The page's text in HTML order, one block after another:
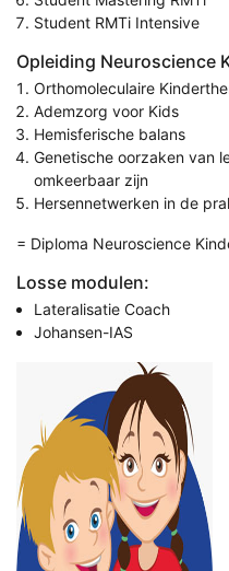
Student RMTi Intensive
Opleiding Neuroscience
Orthomoleculaire
Ademzorg voor Kids
Hemisferische balans
Genetische oorzaken van
omkeerbaar zijn
Hersennetwerken in de
= Diploma Neuroscience
Losse modulen:
Lateralisatie Coach
Johansen-IAS